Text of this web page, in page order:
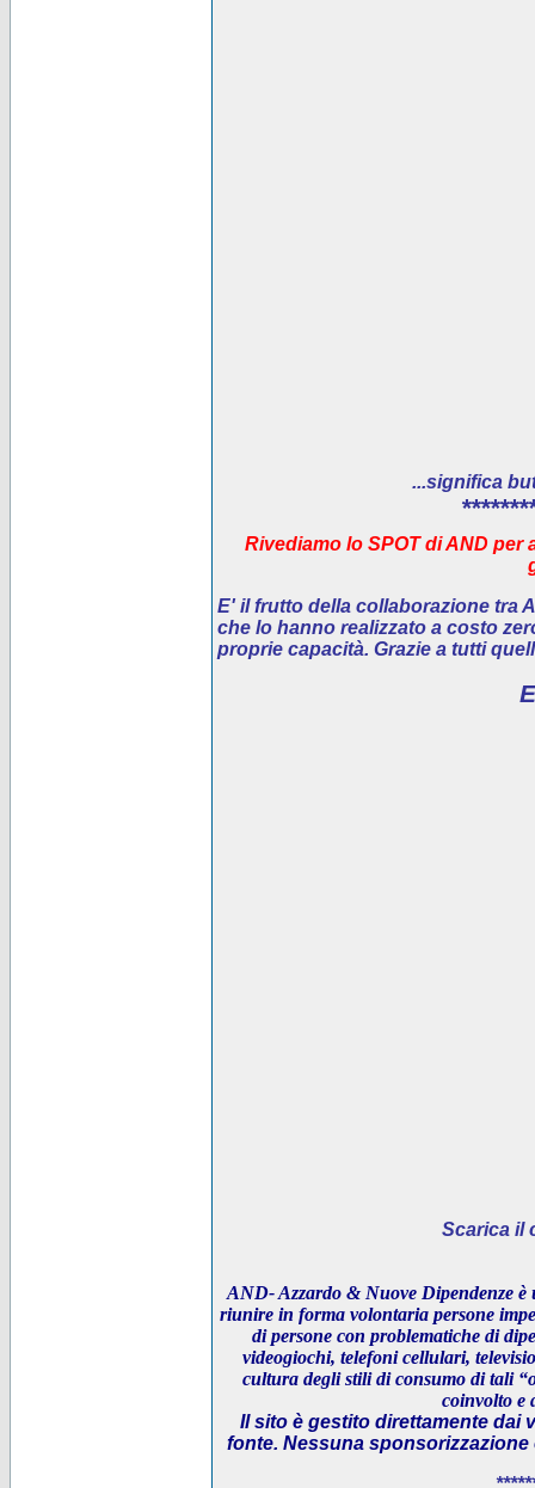
...significa
Rivediamo lo SPOT di AND
E' ilfrutto della collaborazione tra
che lo hanno realizzato a costo
proprie capacità. Grazie a tutti
Scarica il
AND- Azzardo & Nuove Dipendenze è
riunire in forma volontaria persone
di persone con problematiche di
videogiochi, telefoni cellulari,
cultura degli stili di consumo di tali
coinvolto e
Il sito è gestito direttamente dai
fonte. Nessuna